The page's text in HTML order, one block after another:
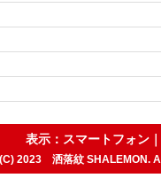
表示：スマートフォン｜
2023 洒落紋 SHALEMON.